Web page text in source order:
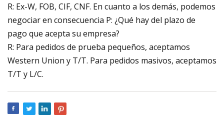
R: Ex-W, FOB, CIF, CNF. En cuanto a los demás, podemos
negociar en consecuencia P: ¿Qué hay del plazo de
pago que acepta su empresa?
R: Para pedidos de prueba pequeños, aceptamos
Western Union y T/T. Para pedidos masivos, aceptamos
T/T y L/C.